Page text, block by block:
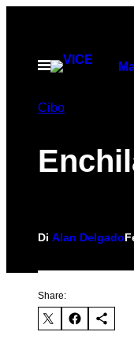
contenuto
Apri
Cibo
Di Alan Delgado
Share: